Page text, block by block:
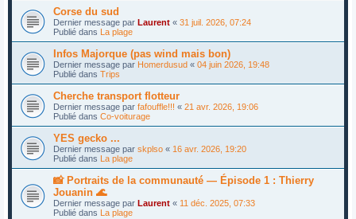
Corse du sud
Dernier message par Laurent « 31 juil. 2026, 07:24
Publié dans La plage
Infos Majorque (pas wind mais bon)
Dernier message par Homerdusud « 04 juin 2026, 19:48
Publié dans Trips
Cherche transport flotteur
Dernier message par fafouffle!!! « 21 avr. 2026, 19:06
Publié dans Co-voiturage
YES gecko ...
Dernier message par skplso « 16 avr. 2026, 19:20
Publié dans La plage
📸 Portraits de la communauté — Épisode 1 : Thierry
Jouanin 🌊
Dernier message par Laurent « 11 déc. 2025, 07:33
Publié dans La plage